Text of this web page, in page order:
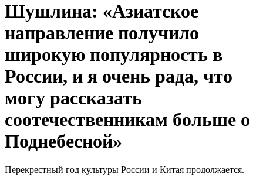
Шушлина: «Азиатское
направление получило
широкую популярность в
России, и я очень рада, что
могу рассказать
соотечественникам больше о
Поднебесной»
Перекрестный год культуры России и Китая продолжается.